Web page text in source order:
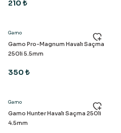
210 ₺
Gamo
Gamo Pro-Magnum Havalı Saçma
250li 5.5mm
350 ₺
Gamo
Gamo Hunter Havalı Saçma 250li
4.5mm